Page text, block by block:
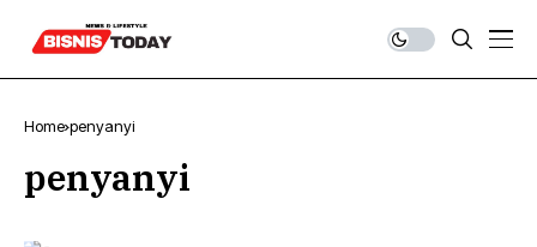
Home penyanyi
penyanyi